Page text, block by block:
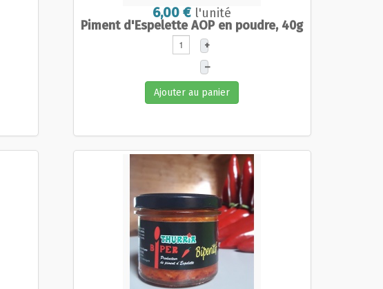
6,00 € l'unité
Piment d'Espelette AOP en poudre, 40g
+
–
Ajouter au panier